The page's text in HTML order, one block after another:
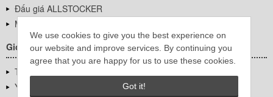
We use cookies to give you the best experience on
our website and improve services. By continuing you
agree that you are happy for us to use these cookies.
Got it!
Đấu giá ALLSTOCKER
Máy yêu cầu tìm kiếm
Giới thiệu công ty
Thông tin về doanh nghiệp
YUTAKA Inc.